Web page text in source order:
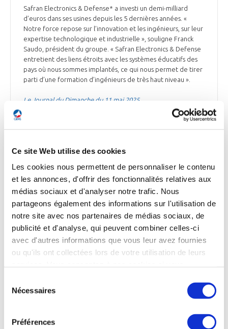
Ce site Web utilise des cookies
Les cookies nous permettent de personnaliser le contenu
et les annonces, d'offrir des fonctionnalités relatives aux
médias sociaux et d'analyser notre trafic. Nous
partageons également des informations sur l'utilisation de
notre site avec nos partenaires de médias sociaux, de
publicité et d'analyse, qui peuvent combiner celles-ci
avec d'autres informations que vous leur avez fournies
ou qu'ils ont collectées lors de votre utilisation de leurs
Nécessaires
Préférences
Safran Electronics & Defense* a investi un demi-milliard
d’euros dans ses usines depuis les 5 dernières années. «
Notre force repose sur l’innovation et les ingénieurs, sur leur
expertise technologique et industrielle », souligne Franck
Saudo, président du groupe. « Safran Electronics & Defense
entretient des liens étroits avec les systèmes éducatifs des
pays où nous sommes implantés, ce qui nous permet de tirer
parti d’une formation d’ingénieurs de très haut niveau ».
Le Journal du Dimanche du 11 mai 2025
DÉFENSE
Drones : des startups françaises au premier
plan
Le conflit ukrainien a mis en exergue le rôle des drones pour
répondre aux nouveaux défis militaires. Les drones du
français Delair sont, par exemple, utilisés par Kiev. Fondée
par Bastien Mancini, cette entreprise a vu son chiffre
son dirigeant. La startup Alta Ares, spécialisée dans l’IA pour
la défense, vient quant à elle de lever 2 M€ auprès des fonds
Expansion et Starburst Ventures.
Les Echos du 12 mai 2025